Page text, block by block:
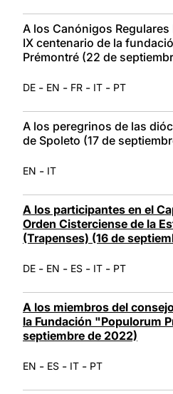
A los Canónigos
IX centenario de la
Prémontré (22 de
DE - EN - FR - IT - PT
A los peregrinos de las
de Spoleto (17 de
EN - IT
A los participantes en el
Orden Cisterciense de la
(Trapenses) (16 de
DE - EN - ES - IT - PT
A los miembros del
la Fundación "Populorum
septiembre de 2022)
EN - ES - IT - PT